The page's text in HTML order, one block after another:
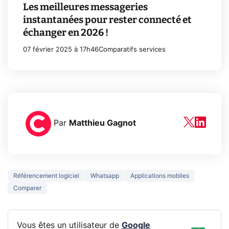
Les meilleures messageries
instantanées pour rester connecté et
échanger en 2026 !
07 février 2025 à 17h46Comparatifs services
Par Matthieu Gagnot
Référencement logiciel Whatsapp
Applications mobiles
Comparer
Vous êtes un utilisateur de Google